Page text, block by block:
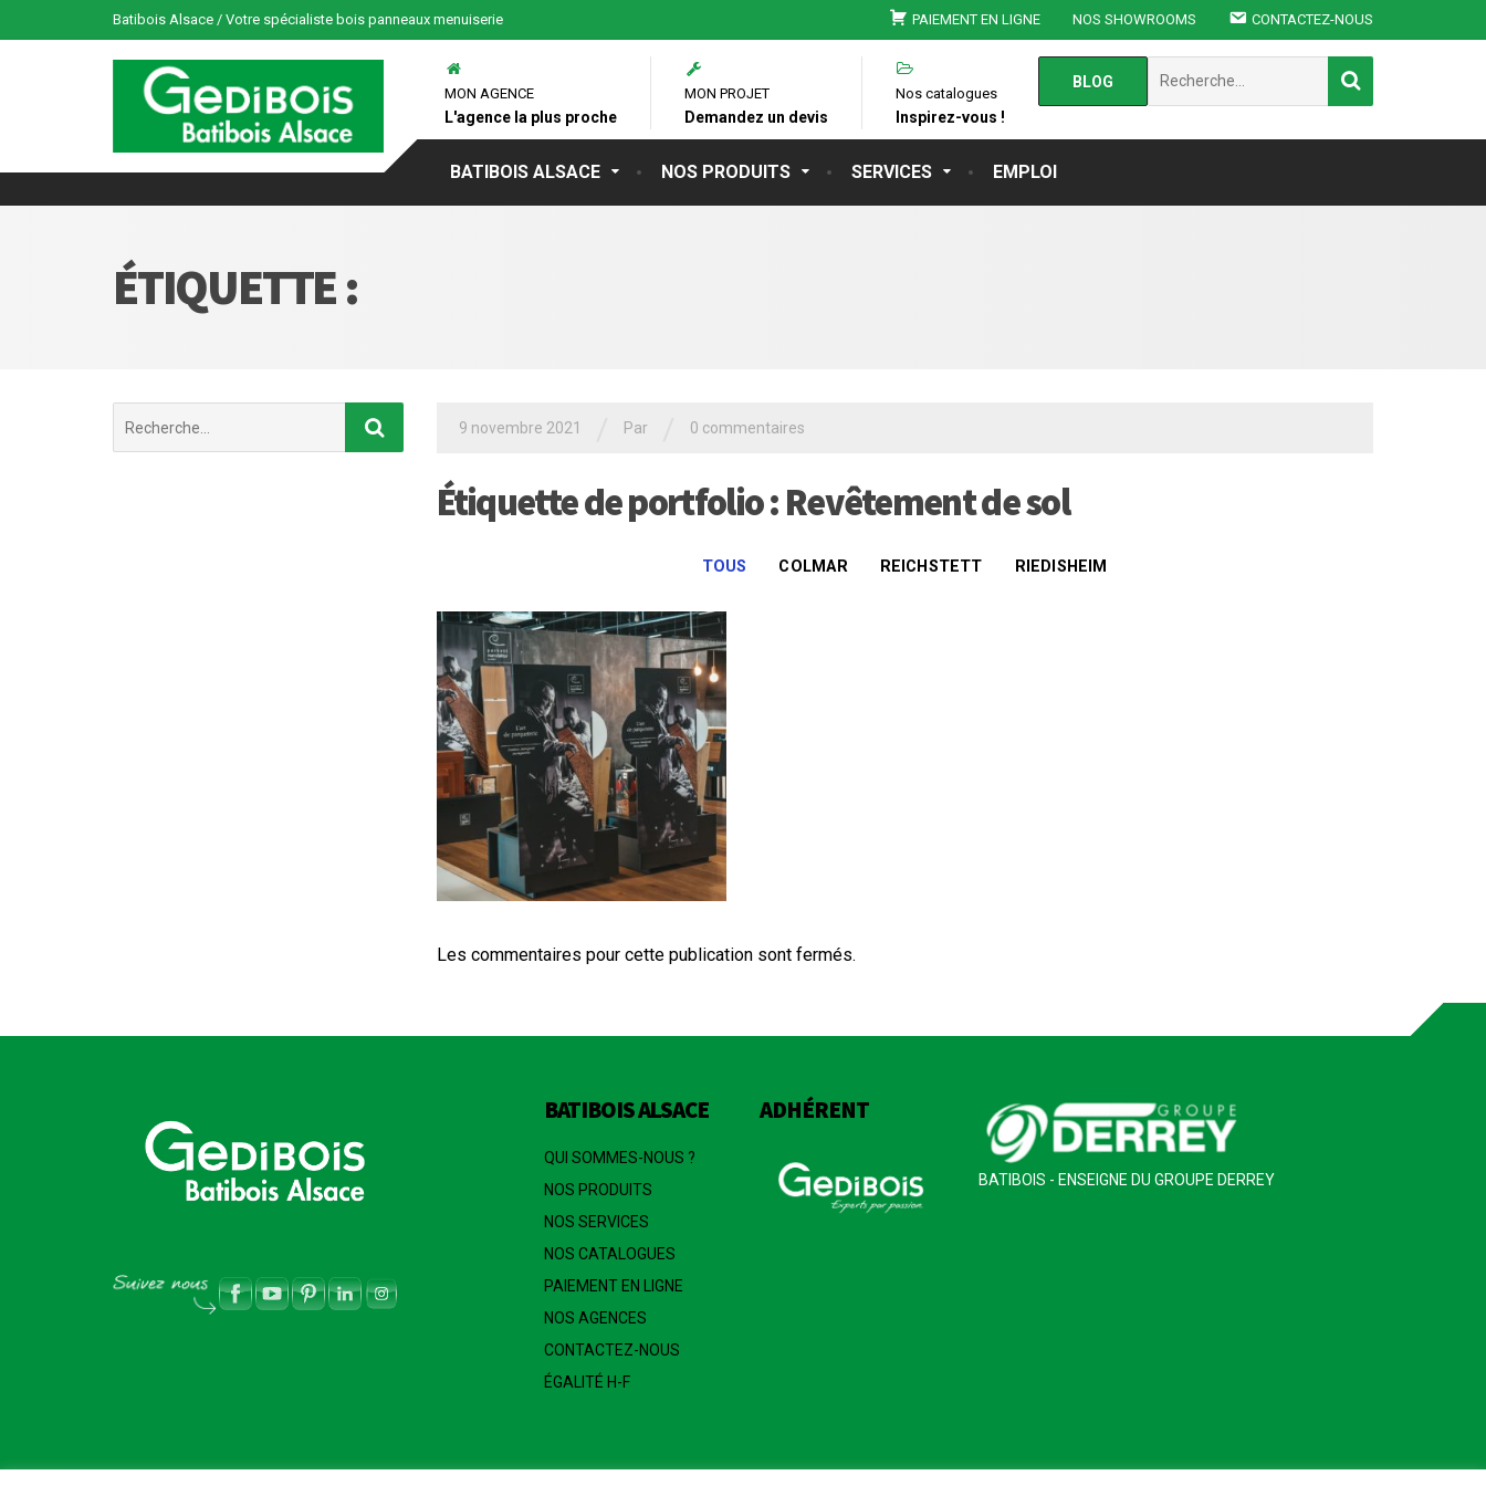
Batibois Alsace / Votre spécialiste bois panneaux menuiserie PAIEMENT EN LIGNE NOS SHOWROOMS CONTACTEZ-NOUS
BATIBOIS ALSACE NOS PRODUITS SERVICES EMPLOI
MON AGENCE
L'agence la plus proche
MON PROJET
Demandez un devis
Nos catalogues
Inspirez-vous !
BLOG
ÉTIQUETTE :
9 novembre 2021 Par 0 commentaires
Étiquette de portfolio : Revêtement de sol
TOUS COLMAR REICHSTETT RIEDISHEIM
Les commentaires pour cette publication sont fermés.
BATIBOIS ALSACE
QUI SOMMES-NOUS ?
NOS PRODUITS
NOS SERVICES
NOS CATALOGUES
PAIEMENT EN LIGNE
NOS AGENCES
CONTACTEZ-NOUS
ÉGALITÉ H-F
ADHÉRENT
BATIBOIS - ENSEIGNE DU GROUPE DERREY